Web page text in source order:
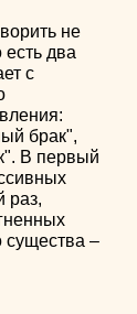
не
есть два
с
брак",
В первый
раз,
существа –